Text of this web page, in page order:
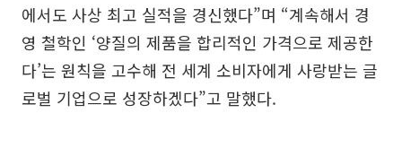
에서도 사상 최고 실적을 경신했다”며 “계속해서 경
영 철학인 ‘양질의 제품을 합리적인 가격으로 제공한
다’는 원칙을 고수해 전 세계 소비자에게 사랑받는 글
로벌 기업으로 성장하겠다”고 말했다.